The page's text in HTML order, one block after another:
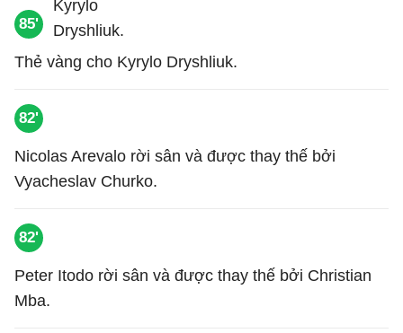
85'
Thẻ vàng cho Kyrylo Dryshliuk.
82'
Nicolas Arevalo rời sân và được thay thế bởi
Vyacheslav Churko.
82'
Peter Itodo rời sân và được thay thế bởi Christian
Mba.